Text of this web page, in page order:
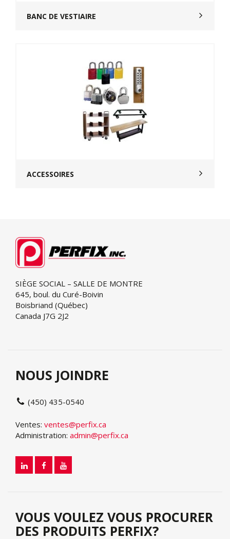
BANC DE VESTIAIRE
ACCESSOIRES
SIÈGE SOCIAL – SALLE DE MONTRE
645, boul. du Curé-Boivin
Boisbriand (Québec)
Canada J7G 2J2
NOUS JOINDRE
(450) 435-0540
Ventes: ventes@perfix.ca
Administration: admin@perfix.ca
VOUS VOULEZ VOUS PROCURER
DES PRODUITS PERFIX?